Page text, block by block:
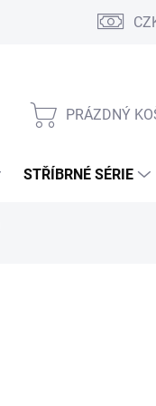
PRÁZDNÝ
STŘÍBRNÉ SÉRIE